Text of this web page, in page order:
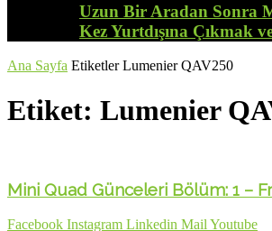
Uzun Bir Aradan Sonra
Kez Yurtdışına Çıkmak
Ana Sayfa Etiketler Lumenier QAV250
Etiket: Lumenier
Mini Quad Günceleri Bölüm: 1 –
Facebook Instagram Linkedin Mail Youtube